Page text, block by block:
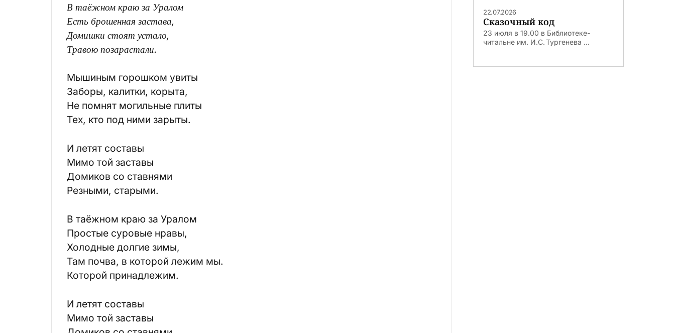
В таёжном краю за Уралом
Есть брошенная застава,
Домишки стоят устало,
Травою позарастали.
Мышиным горошком увиты
Заборы, калитки, корыта,
Не помнят могильные плиты
Тех, кто под ними зарыты.
И летят составы
Мимо той заставы
Домиков со ставнями
Резными, старыми.
В таёжном краю за Уралом
Простые суровые нравы,
Холодные долгие зимы,
Там почва, в которой лежим мы.
Которой принадлежим.
И летят составы
Мимо той заставы
22.07.2026
Сказочный код
23 июля в 19.00 в Библиотеке-
читальне им. И.С. Тургенева ...